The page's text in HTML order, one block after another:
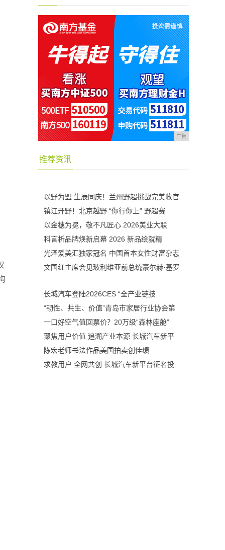
广告
推荐资讯
以野为盟 生辰同庆！兰州野超挑战完美收官
镇江开野！北京越野 “你行你上” 野超赛
以金穗为冕，敬不凡匠心 2026美业大联
科言析品牌焕新启幕 2026 新品绘就精
光泽爱美汇独家冠名 中国首本女性财富杂志
文国红主席会见玻利维亚前总统豪尔赫·基罗
长城汽车登陆2026CES “全产业链技
“韧性、共生、价值”青岛市家居行业协会第
一口好空气值回票价？20万级“森林座舱”
聚焦用户价值 追溯产业本源 长城汽车新平
陈宏老师书法作品美国拍卖创佳绩
求教用户 全网共创 长城汽车新平台征名投